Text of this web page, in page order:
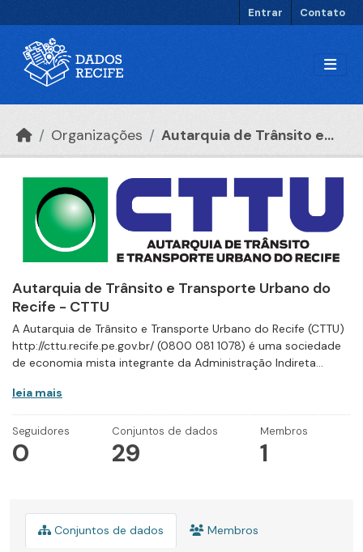
Entrar Contato
Organizações Autarquia de Trânsito e...
Autarquia de Trânsito e Transporte Urbano do
Recife - CTTU
A Autarquia de Trânsito e Transporte Urbano do Recife (CTTU)
http://cttu.recife.pe.gov.br/ (0800 081 1078) é uma sociedade
de economia mista integrante da Administração Indireta...
leia mais
Seguidores
0
Conjuntos de dados
29
Membros
1
Conjuntos de dados Membros